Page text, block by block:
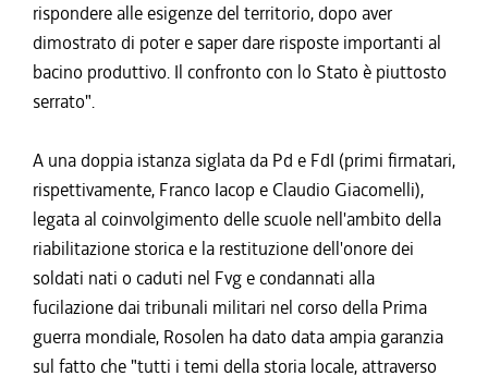
rispondere alle esigenze del territorio, dopo aver
dimostrato di poter e saper dare risposte importanti al
bacino produttivo. Il confronto con lo Stato è piuttosto
serrato".
A una doppia istanza siglata da Pd e FdI (primi firmatari,
rispettivamente, Franco Iacop e Claudio Giacomelli),
legata al coinvolgimento delle scuole nell'ambito della
riabilitazione storica e la restituzione dell'onore dei
soldati nati o caduti nel Fvg e condannati alla
fucilazione dai tribunali militari nel corso della Prima
guerra mondiale, Rosolen ha dato data ampia garanzia
sul fatto che "tutti i temi della storia locale, attraverso